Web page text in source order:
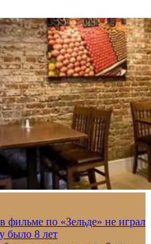
фильме по «Зельде» не играл
было 8 лет